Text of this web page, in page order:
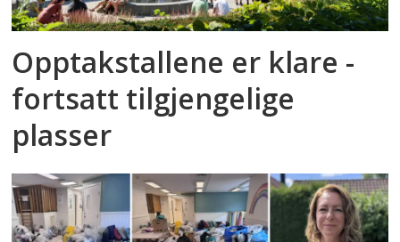
Opptakstallene er klare -
fortsatt tilgjengelige
plasser